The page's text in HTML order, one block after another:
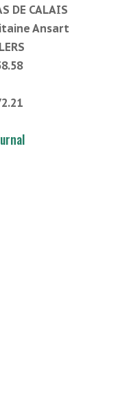
DE CALAIS
Ansart